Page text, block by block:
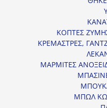
ΚΟΠΤΕΣ
ΚΡΕΜΑΣΤΡΕΣ,
ΜΑΡΜΙΤΕΣ
ΜΠΩΛ